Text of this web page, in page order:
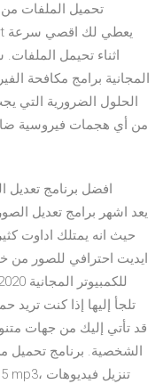
تحميل الملفات
اثناء تحيمل
الحلول الضرورية التي
من أي هجمات فيروسية
حيث انه يمتلك اداوت
ايديت احترافي للصور من
تلجأ إليها إذا كنت
قد تأتي إليك من جهات
الشخصية. برنامج تحميل